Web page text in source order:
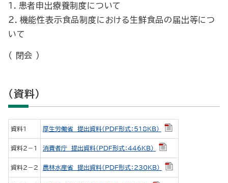
１．患者申出療養制度について
２．機能性表示食品制度における生鮮食品の届出等につ
いて
（ 閉会 ）
（資料）
資料1 厚生労働省 提出資料（PDF形式：518KB）
資料2－1 消費者庁 提出資料（PDF形式：446KB）
資料2－2 農林水産省 提出資料（PDF形式：230KB）